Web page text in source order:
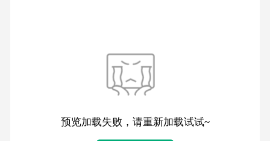
预览加载失败，请重新加载试试~